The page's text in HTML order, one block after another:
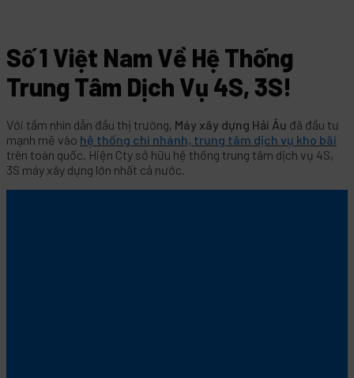
Số 1 Việt Nam Về Hệ Thống
Trung Tâm Dịch Vụ 4S, 3S!
Với tầm nhìn dẫn đầu thị trường, Máy xây dựng Hải Âu đã đầu tư
mạnh mẽ vào hệ thống chi nhánh, trung tâm dịch vụ kho bãi
trên toàn quốc. Hiện Cty sở hữu hệ thống trung tâm dịch vụ 4S,
3S máy xây dựng lớn nhất cả nước.